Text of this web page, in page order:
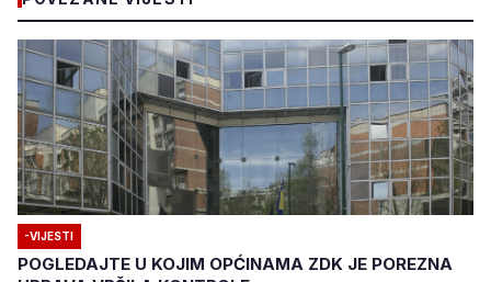
-VIJESTI
POGLEDAJTE U KOJIM OPĆINAMA ZDK JE POREZNA